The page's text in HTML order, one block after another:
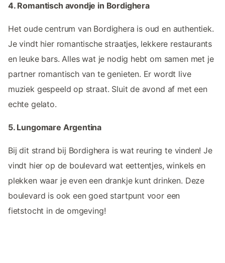
4. Romantisch avondje in Bordighera
Het oude centrum van Bordighera is oud en authentiek.
Je vindt hier romantische straatjes, lekkere restaurants
en leuke bars. Alles wat je nodig hebt om samen met je
partner romantisch van te genieten. Er wordt live
muziek gespeeld op straat. Sluit de avond af met een
echte gelato.
5. Lungomare Argentina
Bij dit strand bij Bordighera is wat reuring te vinden! Je
vindt hier op de boulevard wat eettentjes, winkels en
plekken waar je even een drankje kunt drinken. Deze
boulevard is ook een goed startpunt voor een
fietstocht in de omgeving!